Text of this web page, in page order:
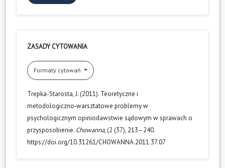
ZASADY CYTOWANIA
Formaty cytowań
Trepka-Starosta, J. (2011). Teoretyczne i
metodologiczno‑warsztatowe problemy w
psychologicznym opiniodawstwie sądowym w sprawach o
przysposobienie. Chowanna, (2 (37), 213–240.
https://doi.org/10.31261/CHOWANNA.2011.37.07